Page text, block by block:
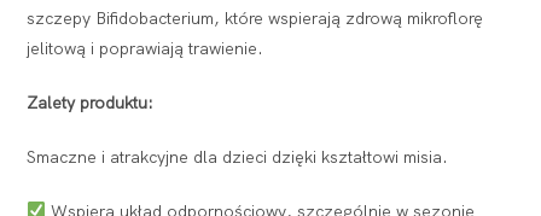
szczepy Bifidobacterium, które wspierają zdrową mikroflorę
jelitową i poprawiają trawienie.
Zalety produktu:
Smaczne i atrakcyjne dla dzieci dzięki kształtowi misia.
Wspiera układ odpornościowy, szczególnie w sezonie